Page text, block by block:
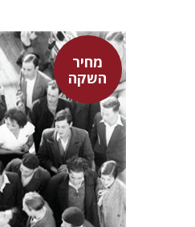
מחיר
השקה
חגית לבסקי
מאירה טורצקי